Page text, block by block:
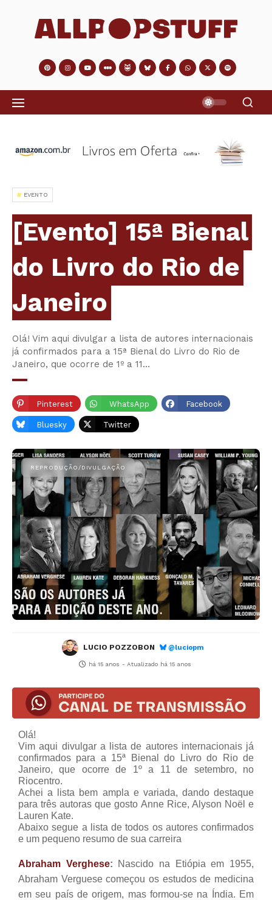
EVENTO
[Evento] 15ª Bienal
do Livro do Rio de
Janeiro
Olá! Vim aqui divulgar a lista de autores internacionais
já confirmados para a 15ª Bienal do Livro do Rio de
Janeiro, que ocorre de 1º a 11…
Pinterest WhatsApp Facebook
Bluesky Twitter
LUCIO POZZOBON @luciopm
há 15 anos - Atualizado há 15 anos
Olá!
Vim aqui divulgar a lista de autores internacionais já
confirmados para a 15ª Bienal do Livro do Rio de
Janeiro, que ocorre de 1º a 11 de setembro, no
Riocentro.
Achei a lista bem ampla e variada, dando destaque
para três autoras que gosto Anne Rice, Alyson Noël e
Lauren Kate.
Abaixo segue a lista de todos os autores confirmados
e um pequeno resumo de sua carreira
Abraham Verghese:
Nascido na Etiópia em 1955,
Abraham Verguese começou os estudos de medicina
em seu país de origem, mas formou-se na Índia. Em